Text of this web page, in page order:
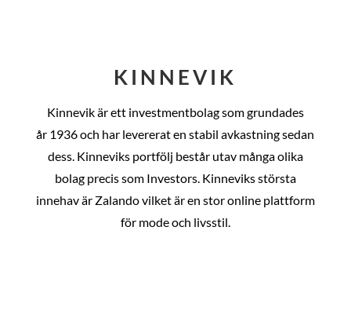
KINNEVIK
Kinnevik är ett investmentbolag som grundades
år 1936 och har levererat en stabil avkastning sedan
dess. Kinneviks portfölj består utav många olika
bolag precis som Investors. Kinneviks största
innehav är Zalando vilket är en stor online plattform
för mode och livsstil.